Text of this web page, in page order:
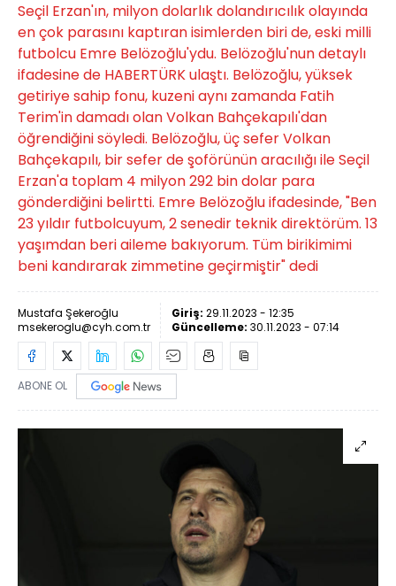
Seçil Erzan'ın, milyon dolarlık dolandırıcılık olayında
en çok parasını kaptıran isimlerden biri de, eski milli
futbolcu Emre Belözoğlu'ydu. Belözoğlu'nun detaylı
ifadesine de HABERTÜRK ulaştı. Belözoğlu, yüksek
getiriye sahip fonu, kuzeni aynı zamanda Fatih
Terim'in damadı olan Volkan Bahçekapılı'dan
öğrendiğini söyledi. Belözoğlu, üç sefer Volkan
Bahçekapılı, bir sefer de şoförünün aracılığı ile Seçil
Erzan'a toplam 4 milyon 292 bin dolar para
gönderdiğini belirtti. Emre Belözoğlu ifadesinde, "Ben
23 yıldır futbolcuyum, 2 senedir teknik direktörüm. 13
yaşımdan beri aileme bakıyorum. Tüm birikimimi
beni kandırarak zimmetine geçirmiştir" dedi
Mustafa Şekeroğlu
msekeroglu@cyh.com.tr
Giriş: 29.11.2023 - 12:35
Güncelleme: 30.11.2023 - 07:14
ABONE OL